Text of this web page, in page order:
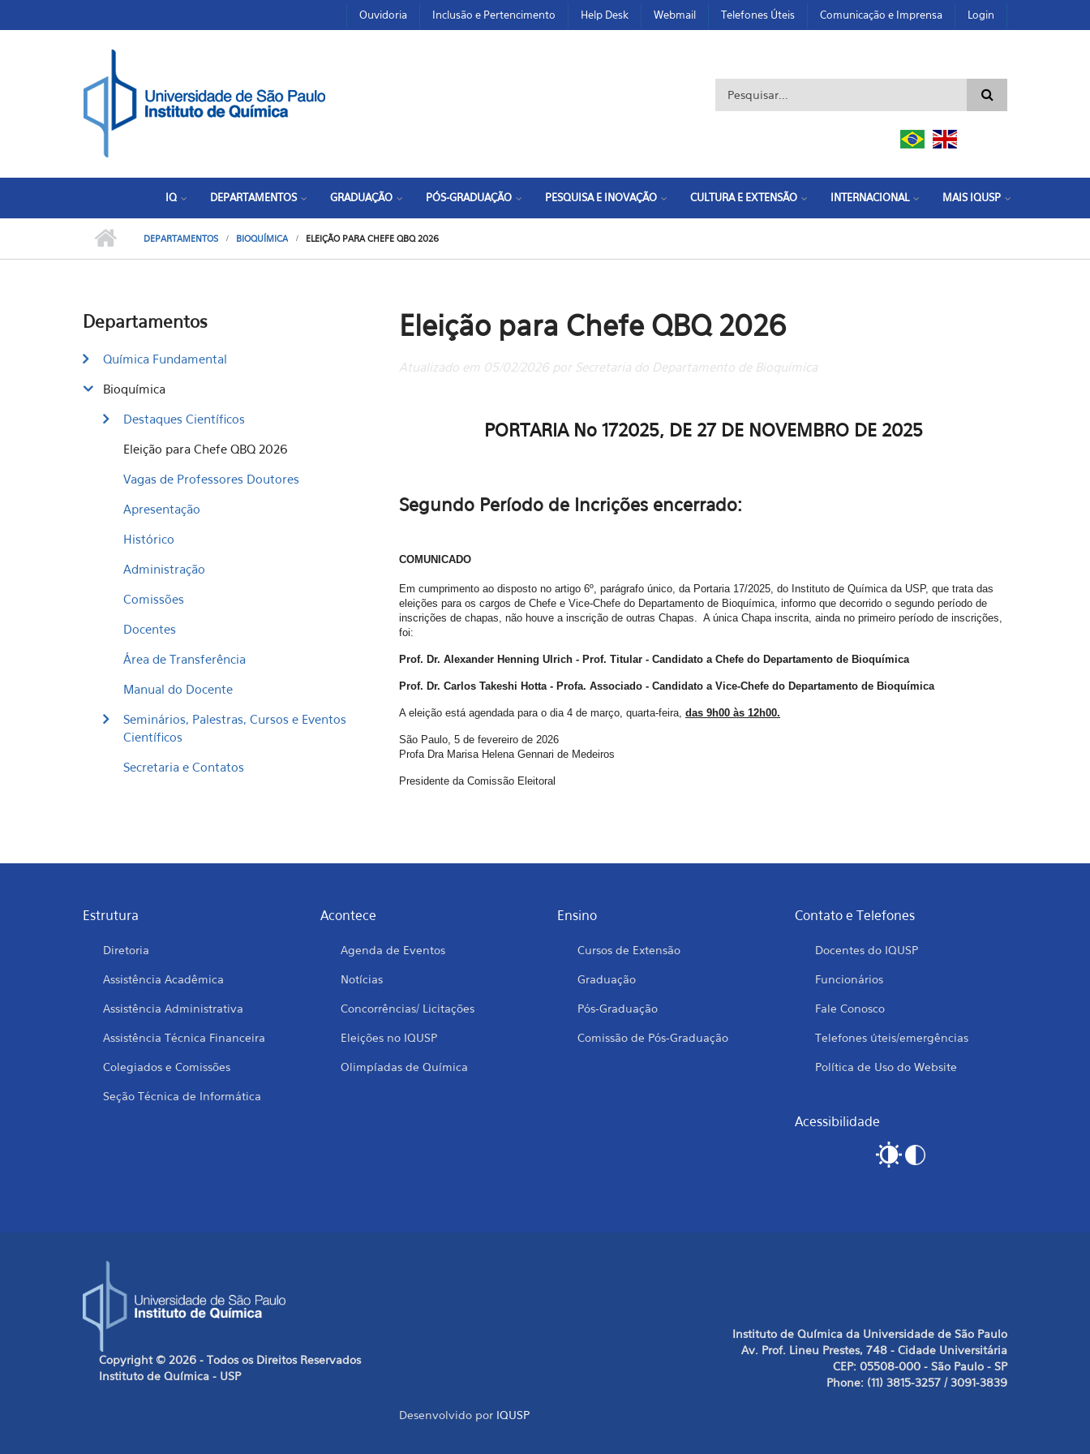
Ouvidoria Inclusão e Pertencimento Help Desk Webmail Telefones Úteis Comunicação e Imprensa Login
Formulário de busca
IQ DEPARTAMENTOS GRADUAÇÃO PÓS-GRADUAÇÃO PESQUISA E INOVAÇÃO CULTURA E EXTENSÃO INTERNACIONAL MAIS IQUSP
DEPARTAMENTOS BIOQUÍMICA ELEIÇÃO PARA CHEFE QBQ 2026
Departamentos
Química Fundamental
Bioquímica
Destaques Científicos
Eleição para Chefe QBQ 2026
Vagas de Professores Doutores
Apresentação
Histórico
Administração
Comissões
Docentes
Área de Transferência
Manual do Docente
Seminários, Palestras, Cursos e Eventos
Científicos
Secretaria e Contatos
Eleição para Chefe QBQ 2026
Atualizado em 05/02/2026 por Secretaria do Departamento de Bioquímica
PORTARIA No 172025, DE 27 DE NOVEMBRO DE 2025
Segundo Período de Incrições encerrado:
COMUNICADO
Em cumprimento ao disposto no artigo 6º, parágrafo único, da Portaria 17/2025, do Instituto de Química da USP, que trata das
eleições para os cargos de Chefe e Vice-Chefe do Departamento de Bioquímica, informo que decorrido o segundo período de
inscrições de chapas, não houve a inscrição de outras Chapas. A única Chapa inscrita, ainda no primeiro período de inscrições,
foi:
Prof. Dr. Alexander Henning Ulrich - Prof. Titular - Candidato a Chefe do Departamento de Bioquímica
Prof. Dr. Carlos Takeshi Hotta - Profa. Associado - Candidato a Vice-Chefe do Departamento de Bioquímica
A eleição está agendada para o dia 4 de março, quarta-feira, das 9h00 às 12h00.
São Paulo, 5 de fevereiro de 2026
Profa Dra Marisa Helena Gennari de Medeiros
Presidente da Comissão Eleitoral
Estrutura
Diretoria
Assistência Acadêmica
Assistência Administrativa
Assistência Técnica Financeira
Colegiados e Comissões
Seção Técnica de Informática
Acontece
Agenda de Eventos
Notícias
Concorrências/ Licitações
Eleições no IQUSP
Olimpíadas de Química
Ensino
Cursos de Extensão
Graduação
Pós-Graduação
Comissão de Pós-Graduação
Contato e Telefones
Docentes do IQUSP
Funcionários
Fale Conosco
Telefones úteis/emergências
Política de Uso do Website
Acessibilidade
Copyright © 2026 - Todos os Direitos Reservados
Instituto de Química - USP
Instituto de Química da Universidade de São Paulo
Av. Prof. Lineu Prestes, 748 - Cidade Universitária
CEP: 05508-000 - São Paulo - SP
Phone: (11) 3815-3257 / 3091-3839
Desenvolvido por IQUSP